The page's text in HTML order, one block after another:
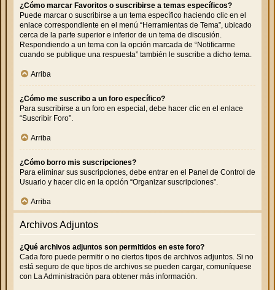
¿Cómo marcar Favoritos o suscribirse a temas específicos?
Puede marcar o suscribirse a un tema específico haciendo clic en el
enlace correspondiente en el menú “Herramientas de Tema”, ubicado
cerca de la parte superior e inferior de un tema de discusión.
Respondiendo a un tema con la opción marcada de “Notificarme
cuando se publique una respuesta” también le suscribe a dicho tema.
Arriba
¿Cómo me suscribo a un foro específico?
Para suscribirse a un foro en especial, debe hacer clic en el enlace
“Suscribir Foro”.
Arriba
¿Cómo borro mis suscripciones?
Para eliminar sus suscripciones, debe entrar en el Panel de Control de
Usuario y hacer clic en la opción “Organizar suscripciones”.
Arriba
Archivos Adjuntos
¿Qué archivos adjuntos son permitidos en este foro?
Cada foro puede permitir o no ciertos tipos de archivos adjuntos. Si no
está seguro de que tipos de archivos se pueden cargar, comuníquese
con La Administración para obtener más información.